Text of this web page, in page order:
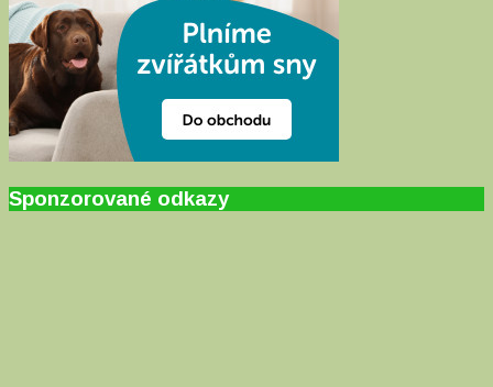
Sponzorované odkazy